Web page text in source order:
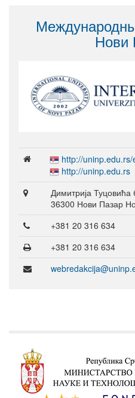
Нови
http://uninp.edu.rs/
http://uninp.edu.rs
Димитрија Туцовића
36300 Нови Пазар
+381 20 316 634
+381 20 316 634